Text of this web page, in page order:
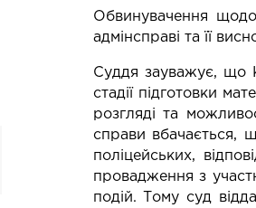
Обвинувачення
адмінсправі та її
Суддя зауважує, що
стадії підготовки
розгляді та
справи вбачається,
поліцейських,
провадження з
подій. Тому суд